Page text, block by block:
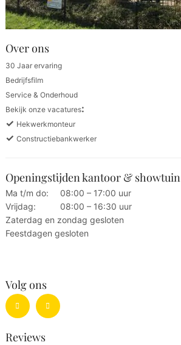
Over ons
30 Jaar ervaring
Bedrijfsfilm
Service & Onderhoud
Bekijk onze vacatures:
✓ Hekwerkmonteur
✓ Constructiebankwerker
Openingstijden kantoor & showtuin
Ma t/m do:
08:00 – 17:00 uur
Vrijdag:
08:00 – 16:30 uur
Zaterdag en zondag gesloten
Feestdagen gesloten
Volg ons
Reviews